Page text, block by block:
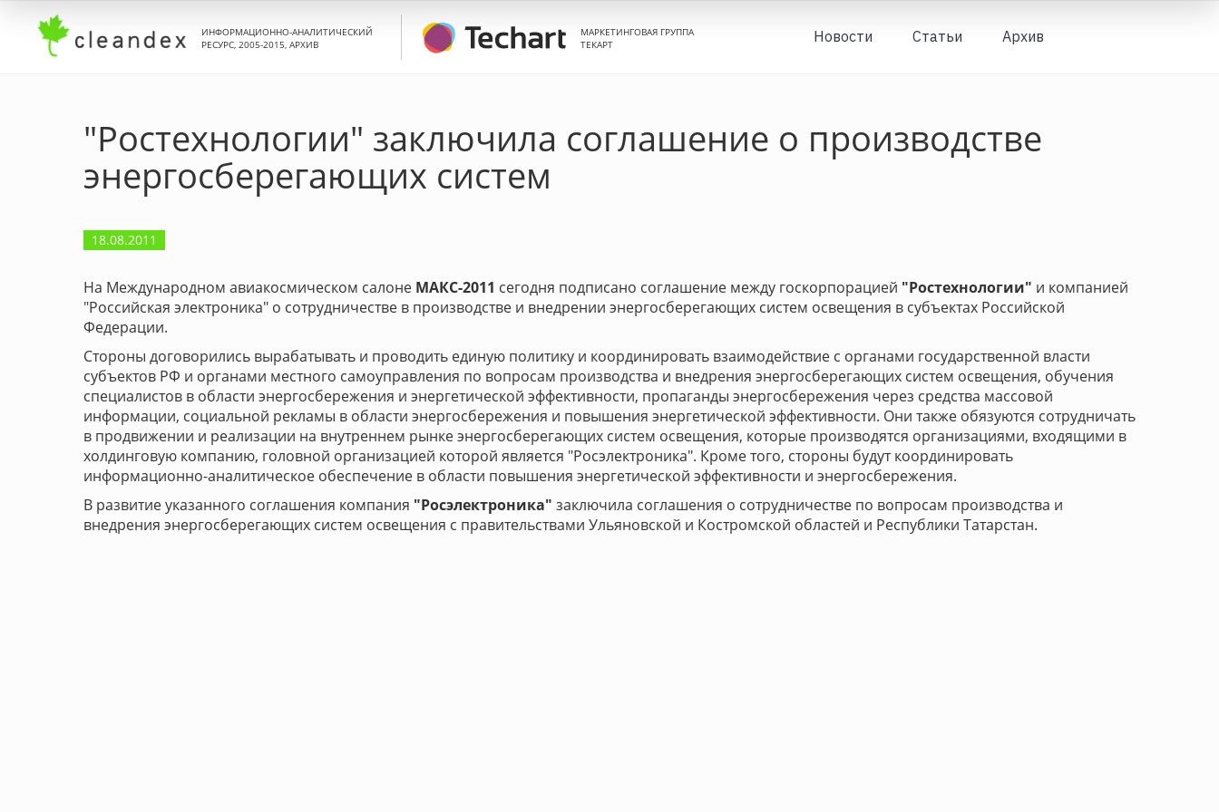
ИНФОРМАЦИОННО-АНАЛИТИЧЕСКИЙ
РЕСУРС, 2005-2015, АРХИВ
МАРКЕТИНГОВАЯ ГРУППА
ТЕКАРТ
Новости Статьи Архив
"Ростехнологии" заключила соглашение о производстве
энергосберегающих систем
18.08.2011
На Международном авиакосмическом салоне МАКС-2011 сегодня подписано соглашение между госкорпорацией "Ростехнологии" и компанией
"Российская электроника" о сотрудничестве в производстве и внедрении энергосберегающих систем освещения в субъектах Российской
Федерации.
Стороны договорились вырабатывать и проводить единую политику и координировать взаимодействие с органами государственной власти
субъектов РФ и органами местного самоуправления по вопросам производства и внедрения энергосберегающих систем освещения, обучения
специалистов в области энергосбережения и энергетической эффективности, пропаганды энергосбережения через средства массовой
информации, социальной рекламы в области энергосбережения и повышения энергетической эффективности. Они также обязуются сотрудничать
в продвижении и реализации на внутреннем рынке энергосберегающих систем освещения, которые производятся организациями, входящими в
холдинговую компанию, головной организацией которой является "Росэлектроника". Кроме того, стороны будут координировать
информационно-аналитическое обеспечение в области повышения энергетической эффективности и энергосбережения.
В развитие указанного соглашения компания "Росэлектроника" заключила соглашения о сотрудничестве по вопросам производства и
внедрения энергосберегающих систем освещения с правительствами Ульяновской и Костромской областей и Республики Татарстан.